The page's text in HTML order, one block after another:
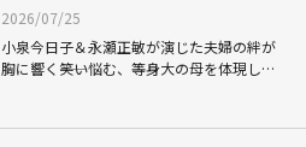
2026/07/25
小泉今日子＆永瀬正敏が演じた夫婦の絆が
胸に響く――笑い悩む、等身大の母を体現した